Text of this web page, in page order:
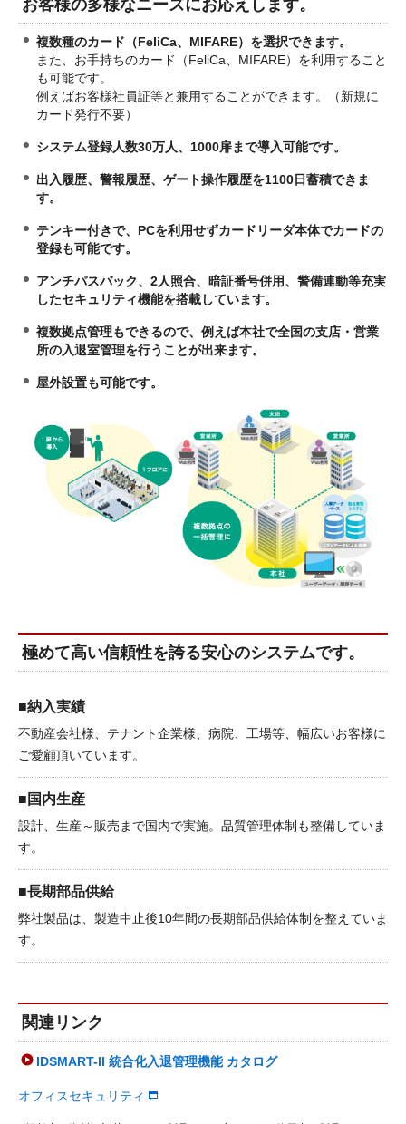
お客様の多様なニーズにお応えします。
複数種のカード（FeliCa、MIFARE）を選択できます。
また、お手持ちのカード（FeliCa、MIFARE）を利用すること
も可能です。
例えばお客様社員証等と兼用することができます。（新規に
カード発行不要）
システム登録人数30万人、1000扉まで導入可能です。
出入履歴、警報履歴、ゲート操作履歴を1100日蓄積できま
す。
テンキー付きで、PCを利用せずカードリーダ本体でカードの
登録も可能です。
アンチパスバック、2人照合、暗証番号併用、警備連動等充実
したセキュリティ機能を搭載しています。
複数拠点管理もできるので、例えば本社で全国の支店・営業
所の入退室管理を行うことが出来ます。
屋外設置も可能です。
極めて高い信頼性を誇る安心のシステムです。
■納入実績
不動産会社様、テナント企業様、病院、工場等、幅広いお客様に
ご愛顧頂いています。
■国内生産
設計、生産～販売まで国内で実施。品質管理体制も整備していま
す。
■長期部品供給
弊社製品は、製造中止後10年間の長期部品供給体制を整えていま
す。
関連リンク
IDSMART-II 統合化入退管理機能 カタログ
オフィスセキュリティ